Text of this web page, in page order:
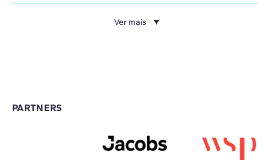
Ver mais
PARTNERS